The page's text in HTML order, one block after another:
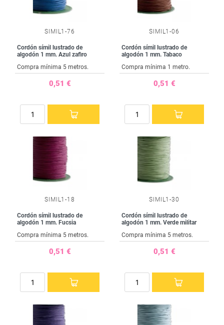
SIMIL1-76
Cordón símil lustrado de
algodón 1 mm. Azul zafiro
Compra mínima 5 metros.
0,51 €
SIMIL1-06
Cordón símil lustrado de
algodón 1 mm. Tabaco
Compra mínima 1 metro.
0,51 €
SIMIL1-18
Cordón símil lustrado de
algodón 1 mm. Fucsia
Compra mínima 5 metros.
0,51 €
SIMIL1-30
Cordón símil lustrado de
algodón 1 mm. Verde militar
Compra mínima 5 metros.
0,51 €